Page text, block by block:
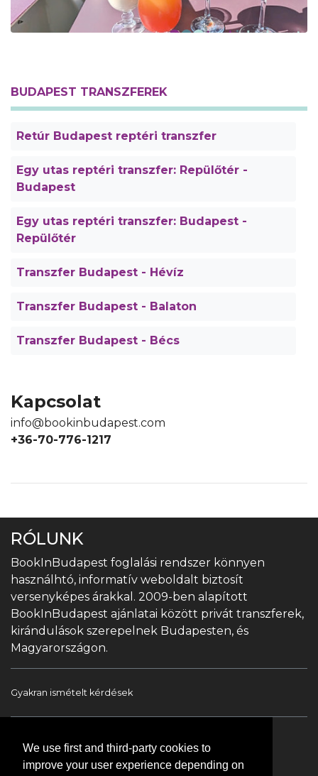
We use first and third-party cookies to
improve your user experience depending on
BUDAPEST TRANSZFEREK
Retúr Budapest reptéri transzfer
Egy utas reptéri transzfer: Repülőtér -
Budapest
Egy utas reptéri transzfer: Budapest -
Repülőtér
Transzfer Budapest - Hévíz
Transzfer Budapest - Balaton
Transzfer Budapest - Bécs
Kapcsolat
info@bookinbudapest.com
+36-70-776-1217
RÓLUNK
BookInBudapest foglalási rendszer könnyen
használhtó, informatív weboldalt biztosít
versenyképes árakkal. 2009-ben alapított
BookInBudapest ajánlatai között privát transzferek,
kirándulások szerepelnek Budapesten, és
Magyarországon.
Gyakran ismételt kérdések
Book In Budapest Turista információ
Túrák & Kirándulások Transzfer Kapcsolat